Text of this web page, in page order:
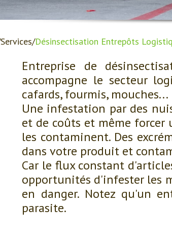
Services Désinsectisation Entrepôts
Entreprise de
accompagne le secteur
cafards, fourmis, mouches...
Une infestation par des
et de coûts et même forcer
les contaminent. Des
dans votre produit et
Car le flux constant
opportunités d'infester les
en danger. Notez qu'un
parasite.